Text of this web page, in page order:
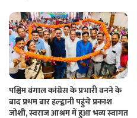
पश्चिम बंगाल कांग्रेस के प्रभारी बनने के
बाद प्रथम बार हल्द्वानी पहुंचे प्रकाश
जोशी, स्वराज आश्रम में हुआ भव्य स्वागत